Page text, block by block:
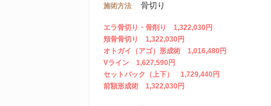
施術方法 骨切り
エラ骨切り・骨削り 1,322,030円
頬骨骨切り 1,322,030円
オトガイ（アゴ）形成術 1,016,480円
Vライン 1,627,590円
セットバック（上下） 1,729,440円
前額形成術 1,322,030円